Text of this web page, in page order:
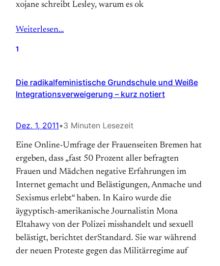
xojane schreibt Lesley, warum es ok
Weiterlesen…
1
Die radikalfeministische Grundschule und Weiße
Integrationsverweigerung – kurz notiert
Dez. 1, 2011•3 Minuten Lesezeit
Eine Online-Umfrage der Frauenseiten Bremen hat
ergeben, dass „fast 50 Prozent aller befragten
Frauen und Mädchen negative Erfahrungen im
Internet gemacht und Belästigungen, Anmache und
Sexismus erlebt“ haben. In Kairo wurde die
äygyptisch-amerikanische Journalistin Mona
Eltahawy von der Polizei misshandelt und sexuell
belästigt, berichtet derStandard. Sie war während
der neuen Proteste gegen das Militärregime auf